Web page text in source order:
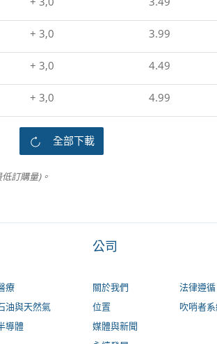
+ 3,0 3.99
+ 3,0 4.49
+ 3,0 4.99
全部下載
訂購量)。
療
油與天然氣
導體
公司
關於我們
位置
媒體與新聞
法律遵循
吹哨者